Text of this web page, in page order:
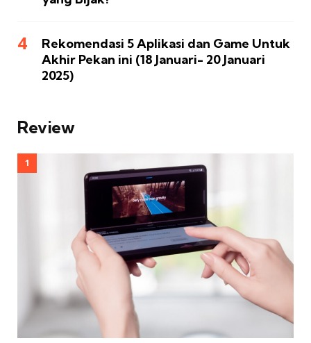
Rekomendasi 5 Aplikasi dan Game Untuk
Akhir Pekan ini (18 Januari- 20 Januari
2025)
Review